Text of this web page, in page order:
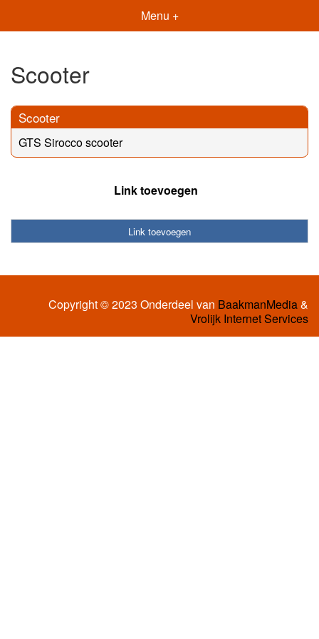
Menu +
Scooter
Scooter
GTS Sirocco scooter
Link toevoegen
Link toevoegen
Copyright © 2023 Onderdeel van BaakmanMedia&
Vrolijk Internet Services